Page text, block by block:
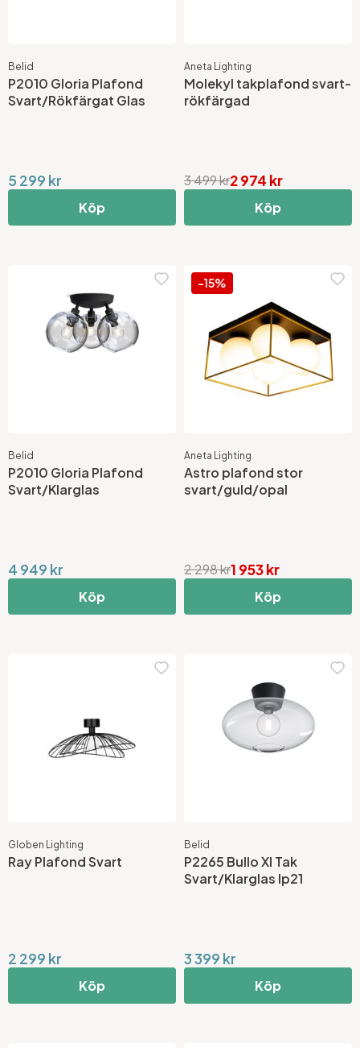
Belid
P2010 Gloria Plafond
Svart/Rökfärgat Glas
5 299 kr
Köp
Aneta Lighting
Molekyl takplafond svart-
rökfärgad
2 974 kr
3 499 kr
Köp
Belid
P2010 Gloria Plafond
Svart/Klarglas
4 949 kr
Köp
-15%
Aneta Lighting
Astro plafond stor
svart/guld/opal
1 953 kr
2 298 kr
Köp
Globen Lighting
Ray Plafond Svart
2 299 kr
Köp
Belid
P2265 Bullo Xl Tak
Svart/Klarglas Ip21
3 399 kr
Köp